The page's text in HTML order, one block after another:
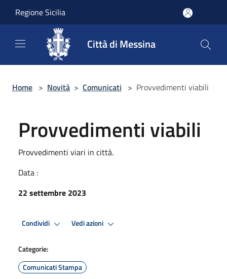
Regione Sicilia
Città di Messina
Home > Novità > Comunicati > Provvedimenti viabili
Provvedimenti viabili
Provvedimenti viari in città.
Data :
22 settembre 2023
Condividi Vedi azioni
Categorie:
Comunicati Stampa